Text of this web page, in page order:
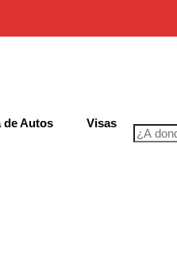
de Autos Visas